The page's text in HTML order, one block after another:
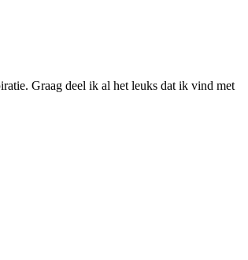
Graag deel ik al het leuks dat ik vind met